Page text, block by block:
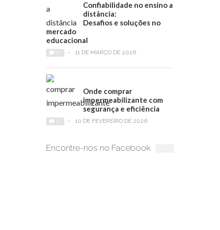
Confiabilidade no ensino a
distância:
Desafios e soluções no
mercado
educacional
- 11 DE MARÇO DE 2026
Onde comprar
impermeabilizante com
segurança e eficiência
- 10 DE FEVEREIRO DE 2026
Encontre-nos no Facebook